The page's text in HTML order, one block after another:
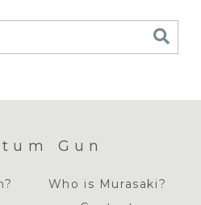
Gun
Who is Murasaki?